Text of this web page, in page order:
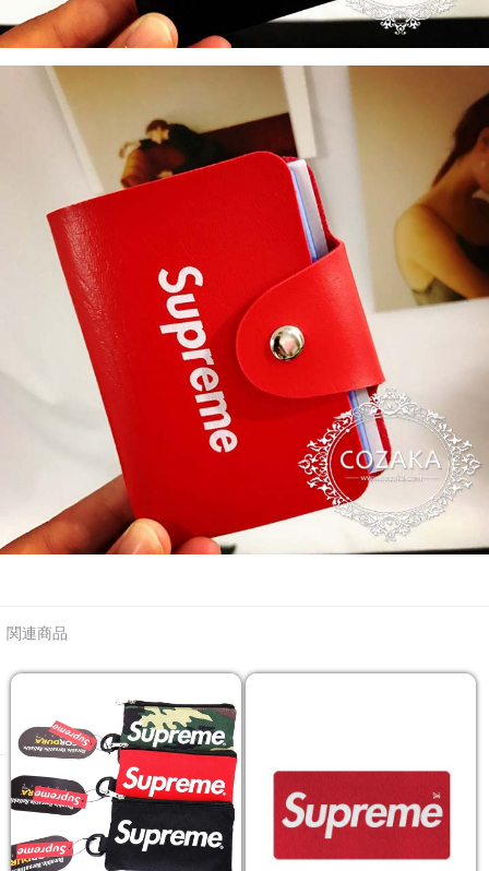
関連商品